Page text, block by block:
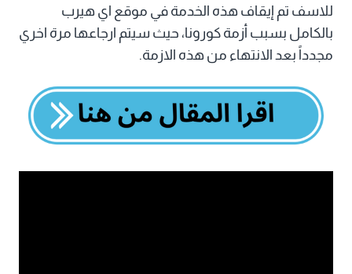
للاسف تم إيقاف هذه الخدمة في موقع اي هيرب
بالكامل بسبب أزمة كورونا، حيث سيتم ارجاعها مرة اخري
مجدداً بعد الانتهاء من هذه الازمة.